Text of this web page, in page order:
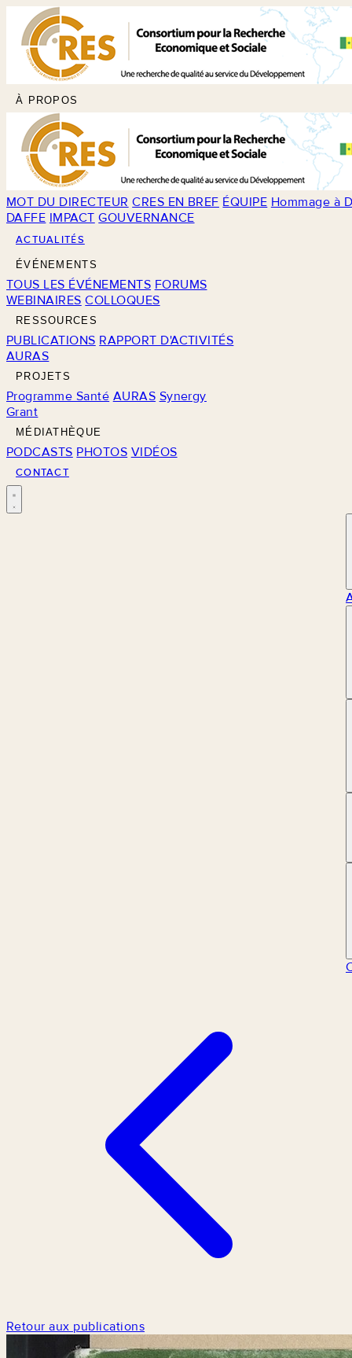
À PROPOS
MOT DU DIRECTEUR CRES EN BREF ÉQUIPE Hommage à
DAFFE IMPACT GOUVERNANCE
ACTUALITÉS
ÉVÉNEMENTS
TOUS LES ÉVÉNEMENTS FORUMS
WEBINAIRES COLLOQUES
RESSOURCES
PUBLICATIONS RAPPORT D'ACTIVITÉS
AURAS
PROJETS
Programme Santé AURAS Synergy
Grant
MÉDIATHÈQUE
PODCASTS PHOTOS VIDÉOS
CONTACT
Retour aux publications